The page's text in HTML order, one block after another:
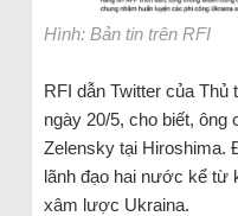
Hình: Bản tin trên RFI
RFI dẫn Twitter của
ngày 20/5, cho biết, ông
Zelensky tại Hiroshima.
lãnh đạo hai nước kể từ
xâm lược Ukraina.